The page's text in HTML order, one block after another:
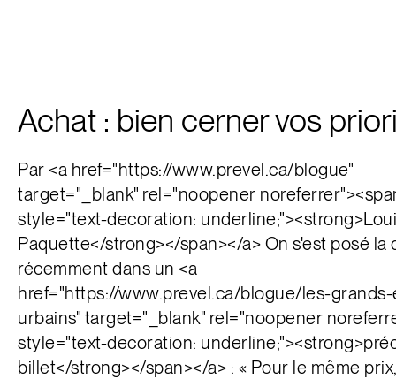
Achat : bien cerner vos
Par <a href="https://www.prevel.ca/blogue"
target="_blank" rel="noopener
style="text-decoration:
Paquette</strong></span></a> On s'est posé la
récemment dans un <a
href="https://www.prevel.ca/blogue/les-
urbains" target="_blank" rel="noopener
style="text-decoration:
billet</strong></span></a> : « Pour le même